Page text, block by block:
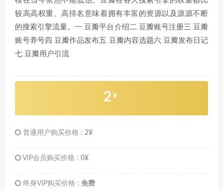
较高高权重、高排名意味着拥有丰富的资源以及源源不断
的搜索引擎流量。一 豆瓣平台介绍二 豆瓣账号注册三 豆瓣
账号养号四 豆瓣作品发布五 豆瓣内容选题六 豆瓣发布日记
七 豆瓣用户引流
2 ¥
普通用户购买价格 : 2¥
VIP会员购买价格 : 0¥
终身VIP购买价格 : 免费